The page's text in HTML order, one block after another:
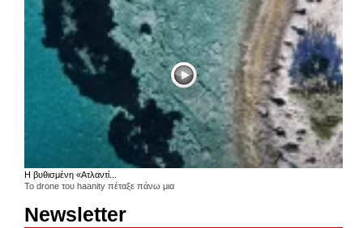
Η βυθισμένη «Ατλαντί...
Το drone του haanity πέταξε πάνω μια
Newsletter